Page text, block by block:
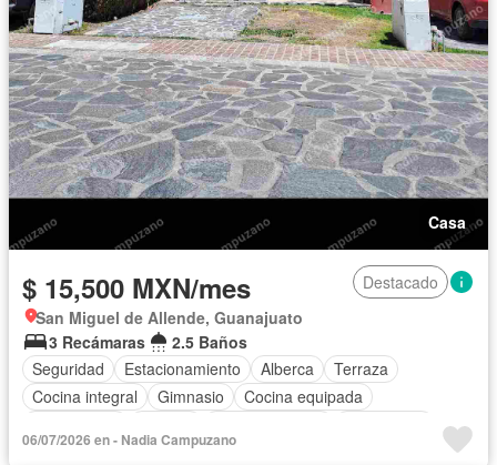
Casa
$ 15,500 MXN/mes
Destacado
San Miguel de Allende, Guanajuato
3 Recámaras
2.5 Baños
Seguridad
Estacionamiento Alberca
Terraza
Cocina integral
Gimnasio
Cocina equipada
Agua
Asador Vista panorámica
Recámara con closet
06/07/2026 en - Nadia Campuzano